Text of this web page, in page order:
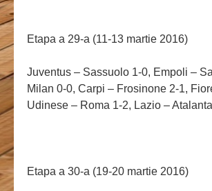
Etapa a 29-a (11-13 martie 2016)
Juventus – Sassuolo 1-0, Empoli –
Milan 0-0, Carpi – Frosinone 2-1,
Udinese – Roma 1-2, Lazio –
Etapa a 30-a (19-20 martie 2016)